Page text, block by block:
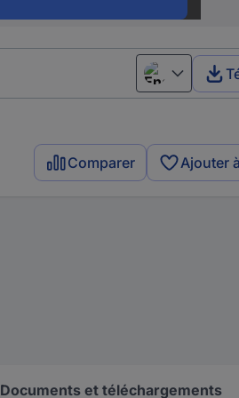
English
Comparer Ajouter
Documents et téléchargements